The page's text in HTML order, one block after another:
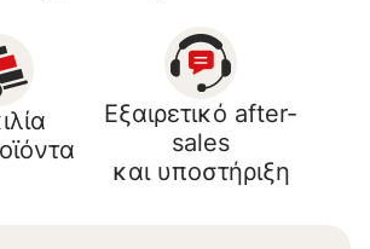
Εξαιρετικό after-
sales
και υποστήριξη